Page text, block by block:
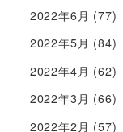
2022年6月 (77)
2022年5月 (84)
2022年4月 (62)
2022年3月 (66)
2022年2月 (57)